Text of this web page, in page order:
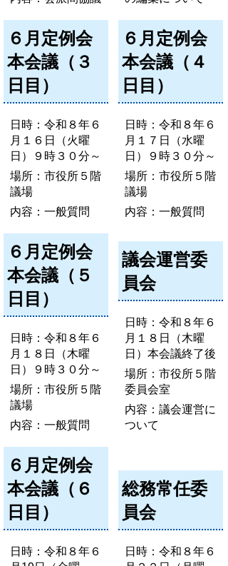
６月定例会
本会議（３
日目）
日時：令和８年６
月１６日（火曜
日）９時３０分～
場所：市役所５階
議場
内容：一般質問
６月定例会
本会議（４
日目）
日時：令和８年６
月１７日（水曜
日）９時３０分～
場所：市役所５階
議場
内容：一般質問
６月定例会
本会議（５
日目）
日時：令和８年６
月１８日（木曜
日）９時３０分～
場所：市役所５階
議場
内容：一般質問
議会運営委
員会
日時：令和８年６
月１８日（木曜
日）本会議終了後
場所：市役所５階
委員会室
内容：議会運営に
ついて
６月定例会
本会議（６
日目）
日時：令和８年６
総務常任委
員会
日時：令和８年６